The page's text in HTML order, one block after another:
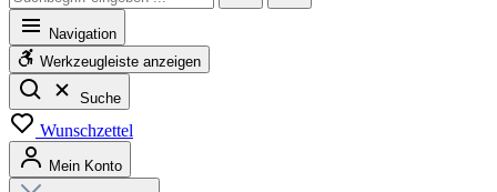
Navigation
Werkzeugleiste anzeigen
Suche
Wunschzettel
Mein Konto